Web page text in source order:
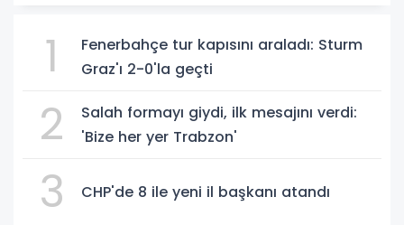
1
Fenerbahçe tur kapısını araladı: Sturm
Graz'ı 2-0'la geçti
2
Salah formayı giydi, ilk mesajını verdi:
'Bize her yer Trabzon'
3 CHP'de 8 ile yeni il başkanı atandı